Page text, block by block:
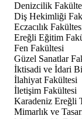
Denizcilik
Diş Hekimliği
Eczacılık
Ereğli Eğitim
Fen Fakültesi
Güzel Sanatlar
İktisadi ve İdari
İlahiyat Fakültesi
İletişim Fakültesi
Karadeniz Ereğli
Mimarlık ve